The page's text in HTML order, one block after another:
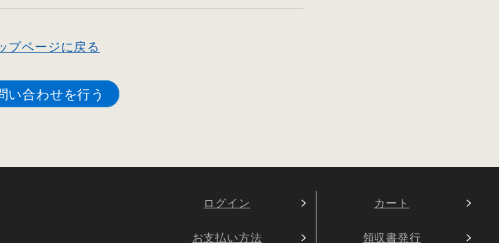
プページに戻る
い合わせを行う
ログイン カート
お支払い方法 領収書発行